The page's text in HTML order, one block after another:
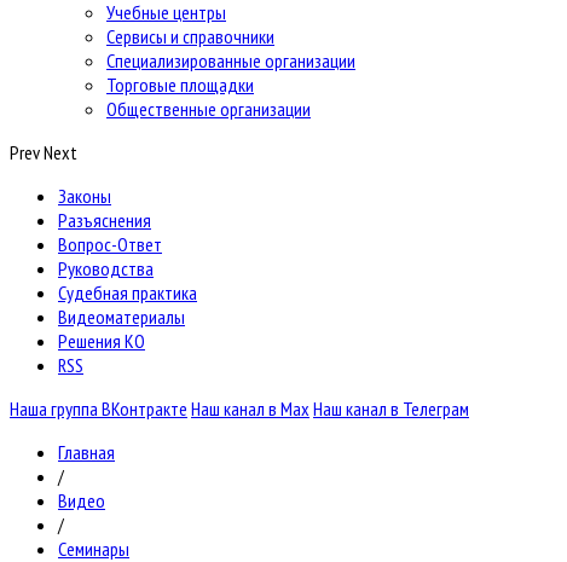
Учебные центры
Сервисы и справочники
Специализированные организации
Торговые площадки
Общественные организации
PrevNext
Законы
Разъяснения
Вопрос-Ответ
Руководства
Судебная практика
Видеоматериалы
Решения КО
RSS
Наша группа ВКонтракте Наш канал в Max Наш канал в Телеграм
Главная
/
Видео
/
Семинары